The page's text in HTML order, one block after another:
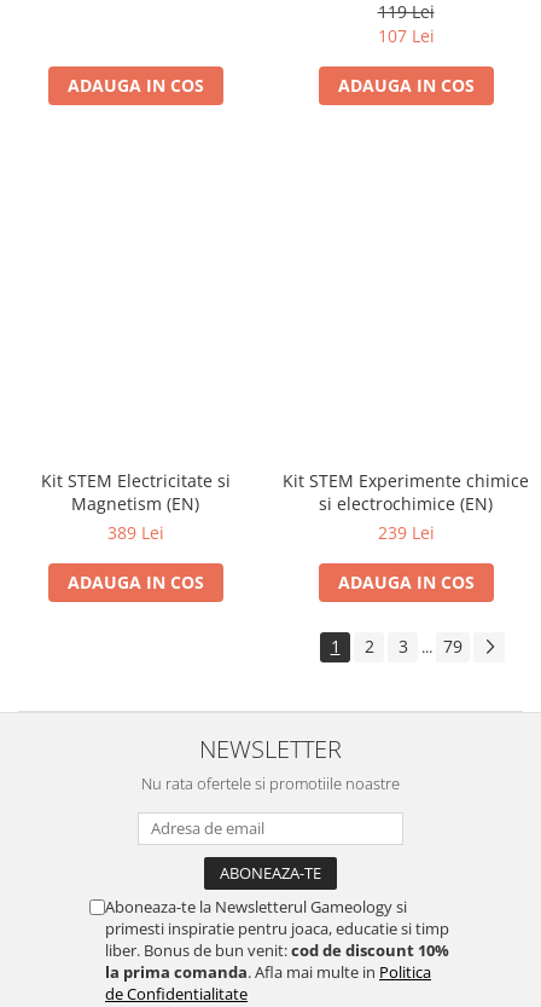
ADAUGA IN COS
119 Lei
107 Lei
ADAUGA IN COS
Kit STEM Electricitate si
Magnetism (EN)
389 Lei
ADAUGA IN COS
Kit STEM Experimente chimice
si electrochimice (EN)
239 Lei
ADAUGA IN COS
1 2 3 ... 79
NEWSLETTER
Nu rata ofertele si promotiile noastre
Aboneaza-te la Newsletterul Gameology si
primesti inspiratie pentru joaca, educatie si timp
liber. Bonus de bun venit:cod de discount 10%
la prima comanda. Afla mai multe in Politica
de Confidentialitate